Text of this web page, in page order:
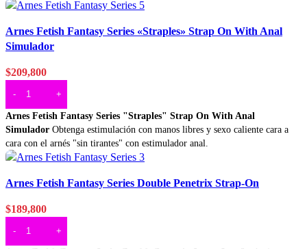
Agregar a deseos
Arnes Fetish Fantasy Series «Straples» Strap On With Anal
Simulador
$209,800
AÑADIR AL CARRITO
Arnes Fetish Fantasy Series "Straples" Strap On With Anal
Simulador Obtenga estimulación con manos libres y sexo caliente cara a
cara con el arnés "sin tirantes" con estimulador anal.
Agregar a deseos
Arnes Fetish Fantasy Series Double Penetrix Strap-On
$189,800
AÑADIR AL CARRITO